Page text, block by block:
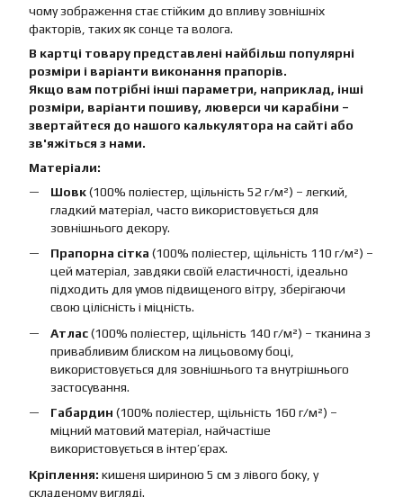
чому зображення стає стійким до впливу зовнішніх
факторів, таких як сонце та волога.
В картці товару представлені найбільш популярні
розміри і варіанти виконання прапорів.
Якщо вам потрібні інші параметри, наприклад, інші
розміри, варіанти пошиву, люверси чи карабіни –
звертайтеся до нашого калькулятора на сайті або
зв'яжіться з нами.
Матеріали:
Шовк(100% поліестер, щільність 52 г/м²) – легкий,
гладкий матеріал, часто використовується для
зовнішнього декору.
Прапорна сітка (100% поліестер, щільність 110 г/м²) –
цей матеріал, завдяки своїй еластичності, ідеально
підходить для умов підвищеного вітру, зберігаючи
свою цілісність і міцність.
Атлас(100% поліестер, щільність 140 г/м²) – тканина з
привабливим блиском на лицьовому боці,
використовується для зовнішнього та внутрішнього
застосування.
Габардин (100% поліестер, щільність 160 г/м²) –
міцний матовий матеріал, найчастіше
використовується в інтер’єрах.
Кріплення: кишеня шириною 5 см з лівого боку, у
складеному вигляді.